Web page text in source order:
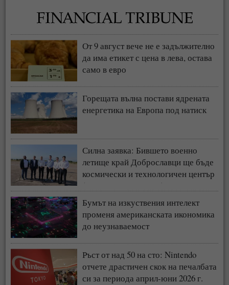
От 9 август вече не е задължително
да има етикет с цена в лева, остава
само в евро
Горещата вълна постави ядрената
енергетика на Европа под натиск
Силна заявка: Бившето военно
летище край Доброславци ще бъде
космически и технологичен център
(СНИМКИ + ВИДЕО)
Бумът на изкуствения интелект
променя американската икономика
до неузнаваемост
Ръст от над 50 на сто: Nintendo
отчете драстичен скок на печалбата
си за периода април-юни 2026 г.